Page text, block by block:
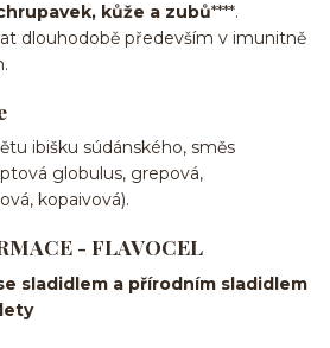
kůže a zubů****.
dlouhodobě především v imunitně
ibišku súdánského, směs
globulus, grepová,
kopaivová).
- FLAVOCEL
sladidlem a přírodním sladidlem